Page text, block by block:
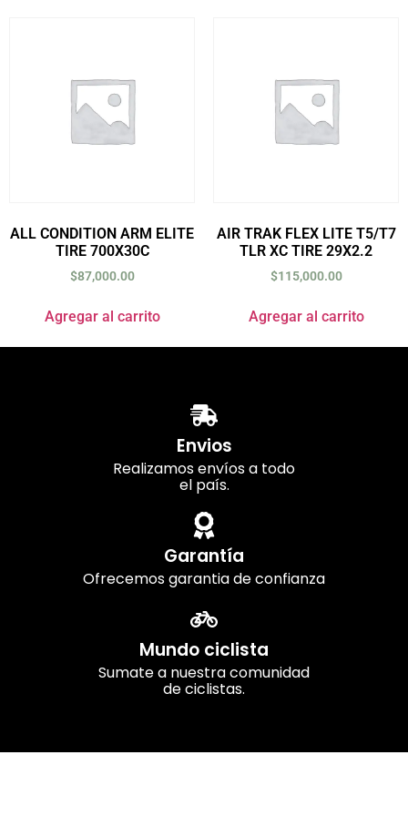
ALL CONDITION ARM ELITE
TIRE 700X30C
$87,000.00
Agregar al carrito
AIR TRAK FLEX LITE T5/T7
TLR XC TIRE 29X2.2
$115,000.00
Agregar al carrito
Envios
Realizamos envíos a todo
el país.
Garantía
Ofrecemos garantia de confianza
Mundo ciclista
Sumate a nuestra comunidad
de ciclistas.